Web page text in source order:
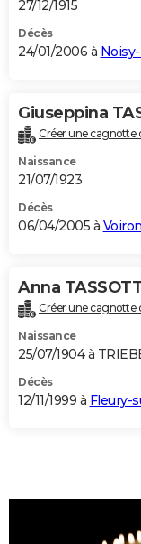
27/12/1915
Décès
24/01/2006 à
Giuseppina
Créer une cagnotte
Naissance
21/07/1923
Décès
06/04/2005 à Voiron
Anna
Créer une cagnotte
Naissance
25/07/1904 à
Décès
12/11/1999 à Fleury-